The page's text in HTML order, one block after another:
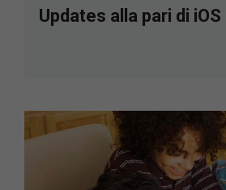
Updates alla pari di iOS